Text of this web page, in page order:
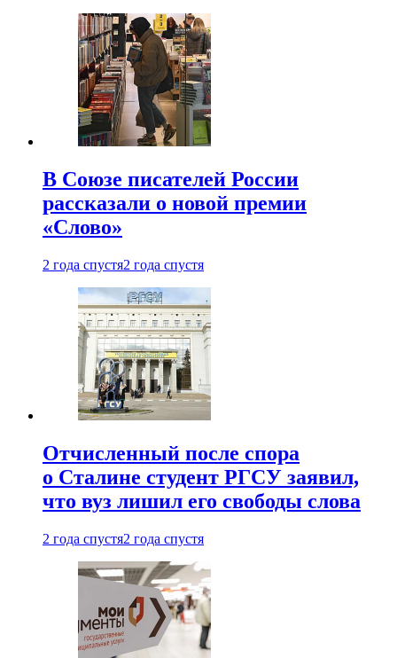
В Союзе писателей России
рассказали о новой премии
«Слово»
2 года спустя2 года спустя
Отчисленный после спора
о Сталине студент РГСУ заявил,
что вуз лишил его свободы слова
2 года спустя2 года спустя